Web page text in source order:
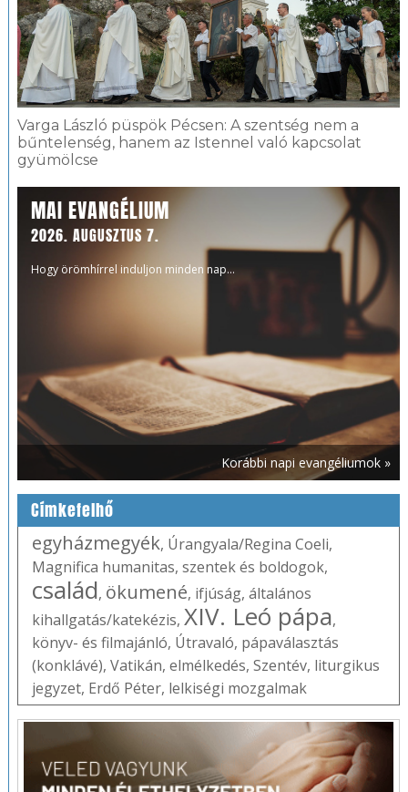
Varga László püspök Pécsen: A szentség nem a
bűntelenség, hanem az Istennel való kapcsolat
gyümölcse
MAI EVANGÉLIUM
2026. AUGUSZTUS 7.
Hogy örömhírrel induljon minden nap...
Korábbi napi evangéliumok »
Címkefelhő
egyházmegyék, Úrangyala/Regina Coeli,
Magnifica humanitas, szentek és boldogok,
család, ökumené, ifjúság, általános
kihallgatás/katekézis, XIV. Leó pápa,
könyv- és filmajánló, Útravaló, pápaválasztás
(konklávé), Vatikán, elmélkedés, Szentév, liturgikus
jegyzet, Erdő Péter, lelkiségi mozgalmak